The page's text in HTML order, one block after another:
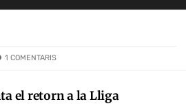
1 COMENTARIS
el retorn a la Lliga